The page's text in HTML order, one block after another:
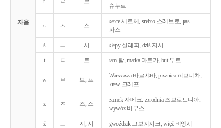
자음
r ㄹ 르
슈누르
s ㅅ 스
serce 세르체, srebro 스레브로, pas
파스
ś ㅡ 시 ślepy 실레피, dziś 지시
t ㅌ 트 tam 탐, matka 마트카, but 부트
w ㅂ 브, 프
Warszawa 바르샤바, piwnica 피브니차,
krew 크레프
z ㅈ 즈, 스
zamek 자메크, zbrodnia 즈브로드니아,
wywóz 비부스
ź ㅡ 지, 시 gwoździk 그보지지크, więź 비엥시